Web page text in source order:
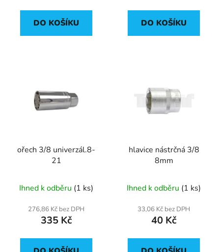
DO KOŠÍKU DO KOŠÍKU
ořech 3/8 univerzál.8-
21
Ihned k odběru (1 ks)
276,86 Kč bez DPH
335 Kč
hlavice nástrčná 3/8
8mm
Ihned k odběru (1 ks)
33,06 Kč bez DPH
40 Kč